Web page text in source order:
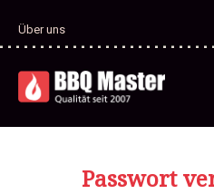
Über uns
Passwort